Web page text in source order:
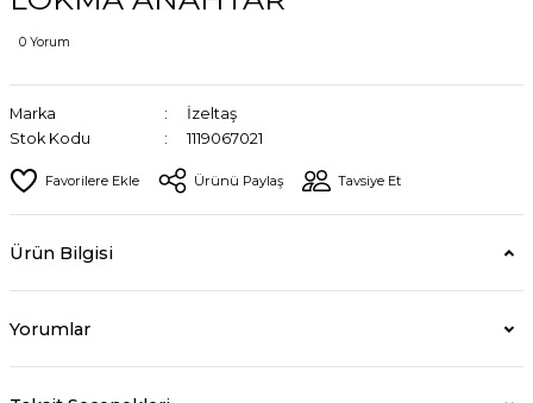
0 Yorum
Marka
İzeltaş
Stok Kodu
1119067021
Ürünü Paylaş Tavsiye Et
Ürün Bilgisi
Yorumlar